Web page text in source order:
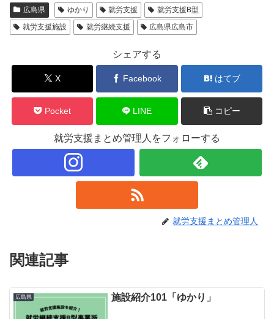
広島県 ゆかり 就労支援
就労支援B型
就労支援施設
就労継続支援 広島県広島市
シェアする
X Facebook はてブ
Pocket LINE コピー
就労支援まとめ管理人をフォローする
就労支援まとめ管理人
関連記事
広島県 施設紹介101「ゆかり」